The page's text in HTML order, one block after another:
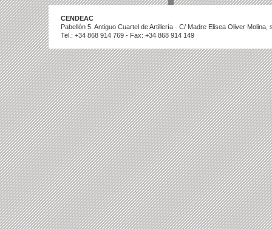
CENDEAC
Pabellón 5. Antiguo Cuartel de Artillería · C/ Madre Elisea Oliver
Tel.: +34 868 914 769 - Fax: +34 868 914 149